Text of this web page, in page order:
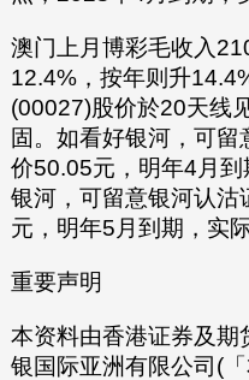
澳门上月博彩毛收入
12.4%，按年则升
(00027)股价於20天线
固。如看好银河，可
价50.05元，明年4月
银河，可留意银河认
元，明年5月到期，实
重要声明
本资料由香港证券及期
银国际亚洲有限公司(